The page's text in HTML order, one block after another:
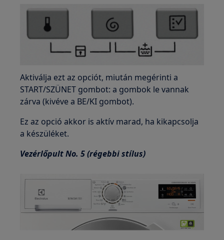
Aktiválja ezt az opciót, miután megérinti a
START/SZÜNET gombot: a gombok le vannak
zárva (kivéve a BE/KI gombot).
Ez az opció akkor is aktív marad, ha kikapcsolja
a készüléket.
Vezérlőpult No. 5 (régebbi stílus)